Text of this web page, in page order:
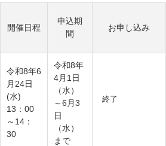
開催日程
申込期
間
お申し込み
令和8年6
月24日
(水)
13：00
～14：
30
令和8年
4月1日
（水）
～6月3
日
（水）
まで
終了